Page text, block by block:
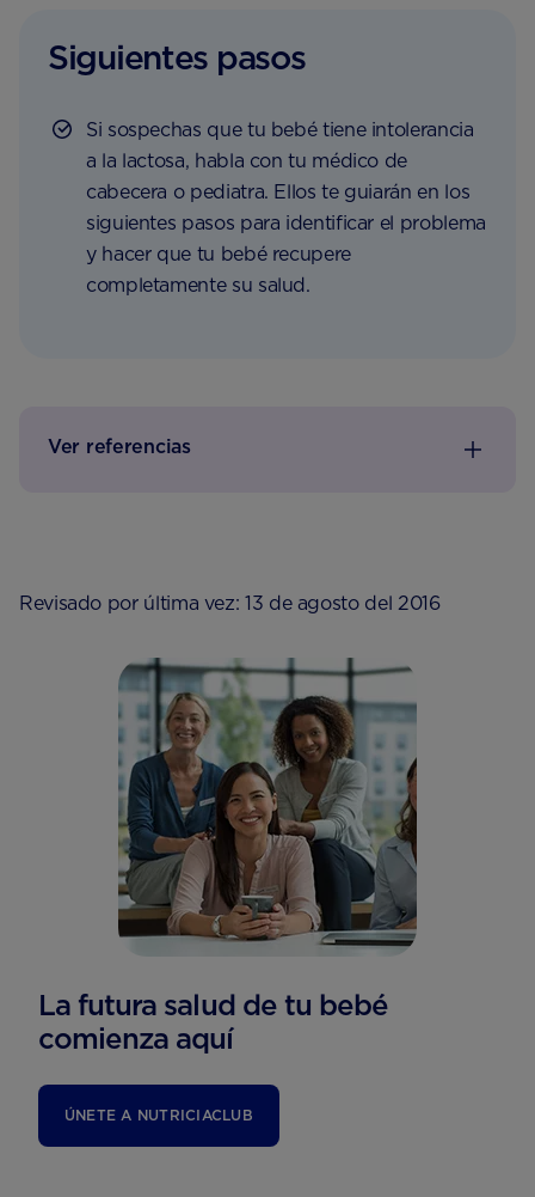
Siguientes pasos
Si sospechas que tu bebé tiene intolerancia
a la lactosa, habla con tu médico de
cabecera o pediatra. Ellos te guiarán en los
siguientes pasos para identificar el problema
y hacer que tu bebé recupere
completamente su salud.
Ver referencias
Revisado por última vez: 13 de agosto del 2016
La futura salud de tu bebé
comienza aquí
ÚNETE A NUTRICIACLUB